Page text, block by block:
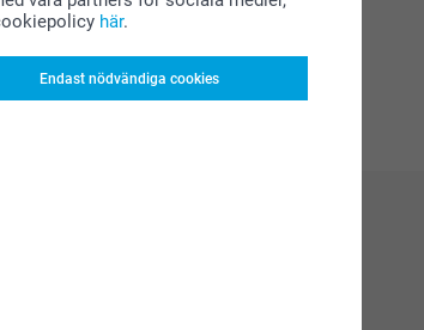
här.
Endast nödvändiga cookies